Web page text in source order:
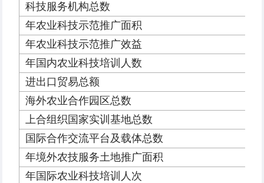
科技服务机构总数
年农业科技示范推广面积
年农业科技示范推广效益
年国内农业科技培训人数
进出口贸易总额
海外农业合作园区总数
上合组织国家实训基地总数
国际合作交流平台及载体总数
年境外农技服务土地推广面积
年国际农业科技培训人次